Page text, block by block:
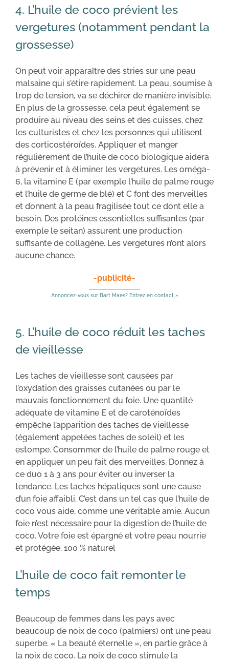
4. L’huile de coco prévient les
vergetures (notamment pendant la
grossesse)
On peut voir apparaître des stries sur une peau
malsaine qui s’étire rapidement. La peau, soumise à
trop de tension, va se déchirer de manière invisible.
En plus de la grossesse, cela peut également se
produire au niveau des seins et des cuisses, chez
les culturistes et chez les personnes qui utilisent
des corticostéroïdes. Appliquer et manger
régulièrement de l’huile de coco biologique aidera
à prévenir et à éliminer les vergetures. Les oméga-
6, la vitamine E (par exemple l’huile de palme rouge
et l’huile de germe de blé) et C font des merveilles
et donnent à la peau fragilisée tout ce dont elle a
besoin. Des protéines essentielles suffisantes (par
exemple le seitan) assurent une production
suffisante de collagène. Les vergetures n’ont alors
aucune chance.
-publicité-
Annoncez-vous sur Bart Maes? Entrez en contact »
5. L’huile de coco réduit les taches
de vieillesse
Les taches de vieillesse sont causées par
l’oxydation des graisses cutanées ou par le
mauvais fonctionnement du foie. Une quantité
adéquate de vitamine E et de caroténoïdes
empêche l’apparition des taches de vieillesse
(également appelées taches de soleil) et les
estompe. Consommer de l’huile de palme rouge et
en appliquer un peu fait des merveilles. Donnez à
ce duo 1 à 3 ans pour éviter ou inverser la
tendance. Les taches hépatiques sont une cause
d’un foie affaibli. C’est dans un tel cas que l’huile de
coco vous aide, comme une véritable amie. Aucun
foie n’est nécessaire pour la digestion de l’huile de
coco. Votre foie est épargné et votre peau nourrie
et protégée. 100 % naturel
L’huile de coco fait remonter le
temps
Beaucoup de femmes dans les pays avec
beaucoup de noix de coco (palmiers) ont une peau
superbe. « La beauté éternelle », en partie grâce à
la noix de coco. La noix de coco stimule la